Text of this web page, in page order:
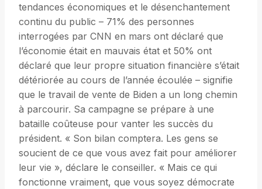
tendances économiques et le désenchantement
continu du public – 71% des personnes
interrogées par CNN en mars ont déclaré que
l’économie était en mauvais état et 50% ont
déclaré que leur propre situation financière s’était
détériorée au cours de l’année écoulée – signifie
que le travail de vente de Biden a un long chemin
à parcourir. Sa campagne se prépare à une
bataille coûteuse pour vanter les succès du
président. « Son bilan comptera. Les gens se
soucient de ce que vous avez fait pour améliorer
leur vie », déclare le conseiller. « Mais ce qui
fonctionne vraiment, que vous soyez démocrate